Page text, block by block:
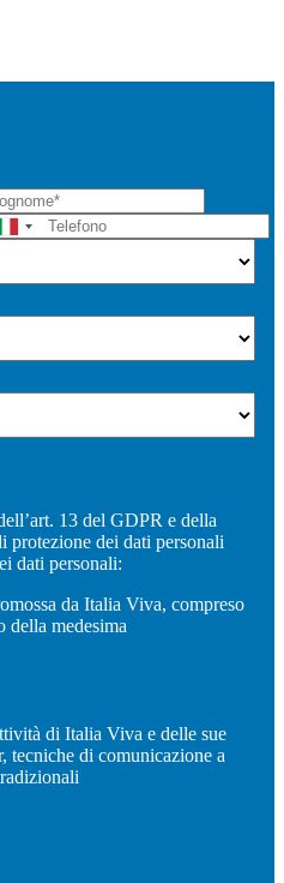
13 del GDPR e della
protezione dei dati personali
dati personali:
da Italia Viva, compreso
della medesima
di Italia Viva e delle sue
tecniche di comunicazione a